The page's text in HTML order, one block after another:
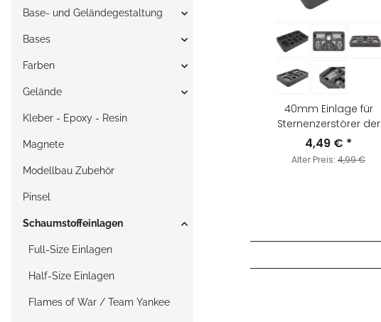
40mm Einlage für
Sternenzerstörer der
Gladiator-Klasse
4,49 € *
Alter Preis: 4,99 €
Base- und Geländegestaltung
Bases
Farben
Gelände
Kleber - Epoxy - Resin
Magnete
Modellbau Zubehör
Pinsel
Schaumstoffeinlagen
Full-Size Einlagen
Half-Size Einlagen
Flames of War / Team Yankee